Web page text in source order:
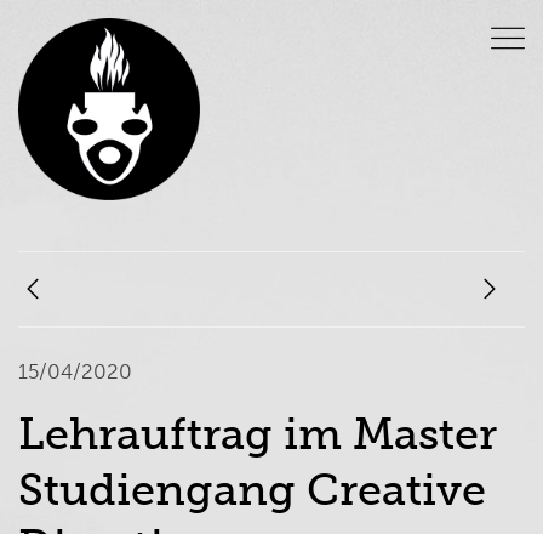
15/04/2020
Lehrauftrag im Master
Studiengang Creative